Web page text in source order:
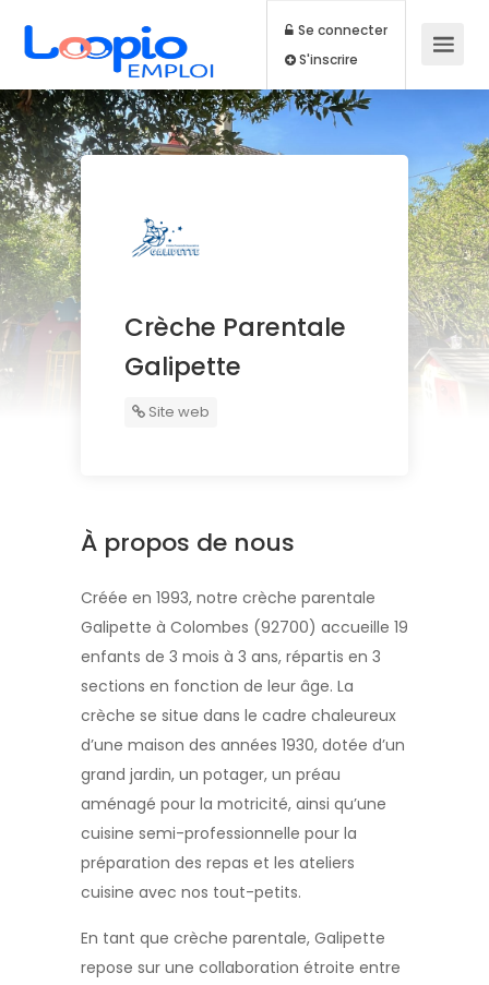
Se connecter
S'inscrire
Crèche Parentale
Galipette
Site web
À propos de nous
Créée en 1993, notre crèche parentale
Galipette à Colombes (92700) accueille 19
enfants de 3 mois à 3 ans, répartis en 3
sections en fonction de leur âge. La
crèche se situe dans le cadre chaleureux
d’une maison des années 1930, dotée d’un
grand jardin, un potager, un préau
aménagé pour la motricité, ainsi qu’une
cuisine semi-professionnelle pour la
préparation des repas et les ateliers
cuisine avec nos tout-petits.
En tant que crèche parentale, Galipette
repose sur une collaboration étroite entre